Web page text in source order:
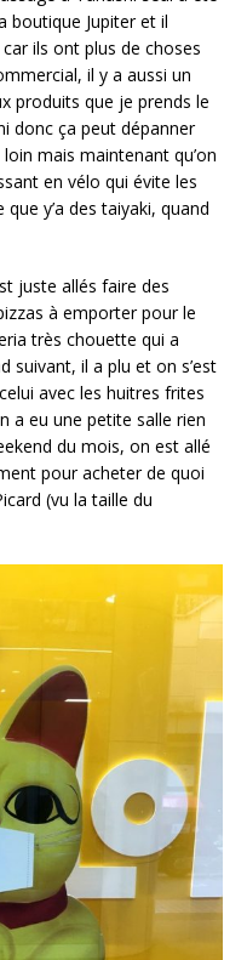
boutique Jupiter et il
ils ont plus de choses
il y a aussi un
produits que je prends le
donc ça peut dépanner
mais maintenant qu’on
en vélo qui évite les
y’a des taiyaki, quand
juste allés faire des
à emporter pour le
très chouette qui a
suivant, il a plu et on s’est
avec les huitres frites
a eu une petite salle rien
du mois, on est allé
pour acheter de quoi
(vu la taille du